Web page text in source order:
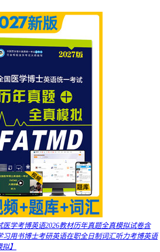
学考博英语2026教材历年真题全真模拟试卷含
习用书博士考研英语在职全日制词汇听力考博英语
】